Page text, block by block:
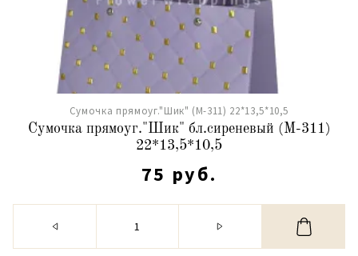
Сумочка прямоуг."Шик" (М-311) 22*13,5*10,5
Сумочка прямоуг."Шик" бл.сиреневый (М-311)
22*13,5*10,5
75 руб.